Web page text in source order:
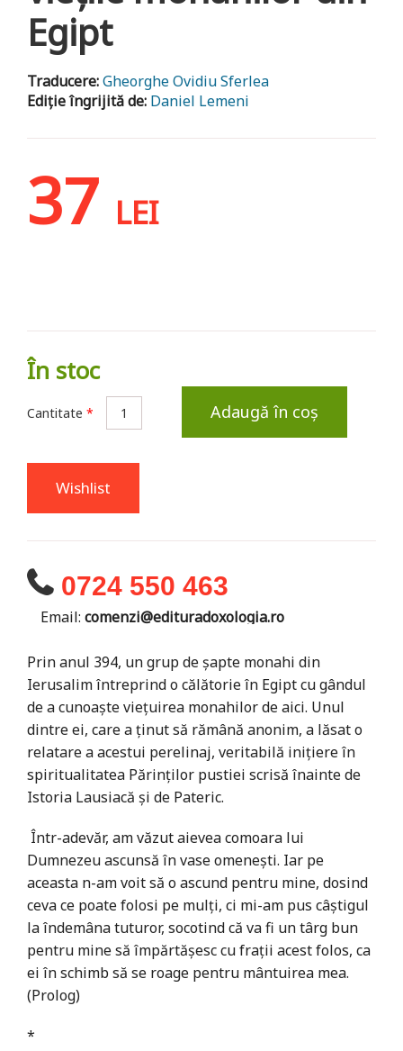
Egipt
Traducere:Gheorghe Ovidiu Sferlea
Ediție îngrijită de: Daniel Lemeni
37 LEI
În stoc
Cantitate * Adaugă în coș
Wishlist
0724 550 463
Email: comenzi@edituradoxologia.ro
Prin anul 394, un grup de șapte monahi din
Ierusalim întreprind o călătorie în Egipt cu gândul
de a cunoaște viețuirea monahilor de aici. Unul
dintre ei, care a ținut să rămână anonim, a lăsat o
relatare a acestui perelinaj, veritabilă inițiere în
spiritualitatea Părinților pustiei scrisă înainte de
Istoria Lausiacă și de Pateric.
Într-adevăr, am văzut aievea comoara lui
Dumnezeu ascunsă în vase omenești. Iar pe
aceasta n-am voit să o ascund pentru mine, dosind
ceva ce poate folosi pe mulți, ci mi-am pus câștigul
la îndemâna tuturor, socotind că va fi un târg bun
pentru mine să împărtășesc cu frații acest folos, ca
ei în schimb să se roage pentru mântuirea mea.
(Prolog)
*